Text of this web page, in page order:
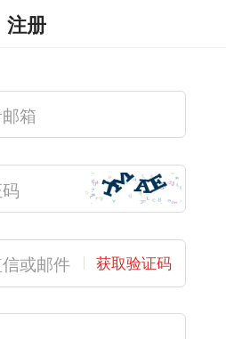
注册
获取验证码